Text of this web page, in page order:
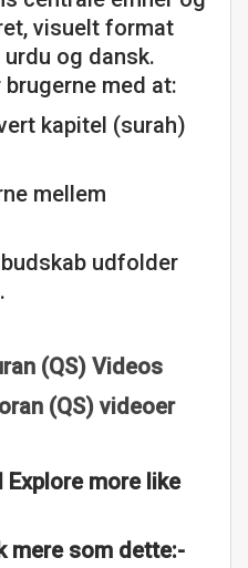
visuelt format
og dansk.
med at:
kapitel (surah)
mellem
udfolder
(QS) Videos
(QS) videoer
Explore more like
mere som dette:-